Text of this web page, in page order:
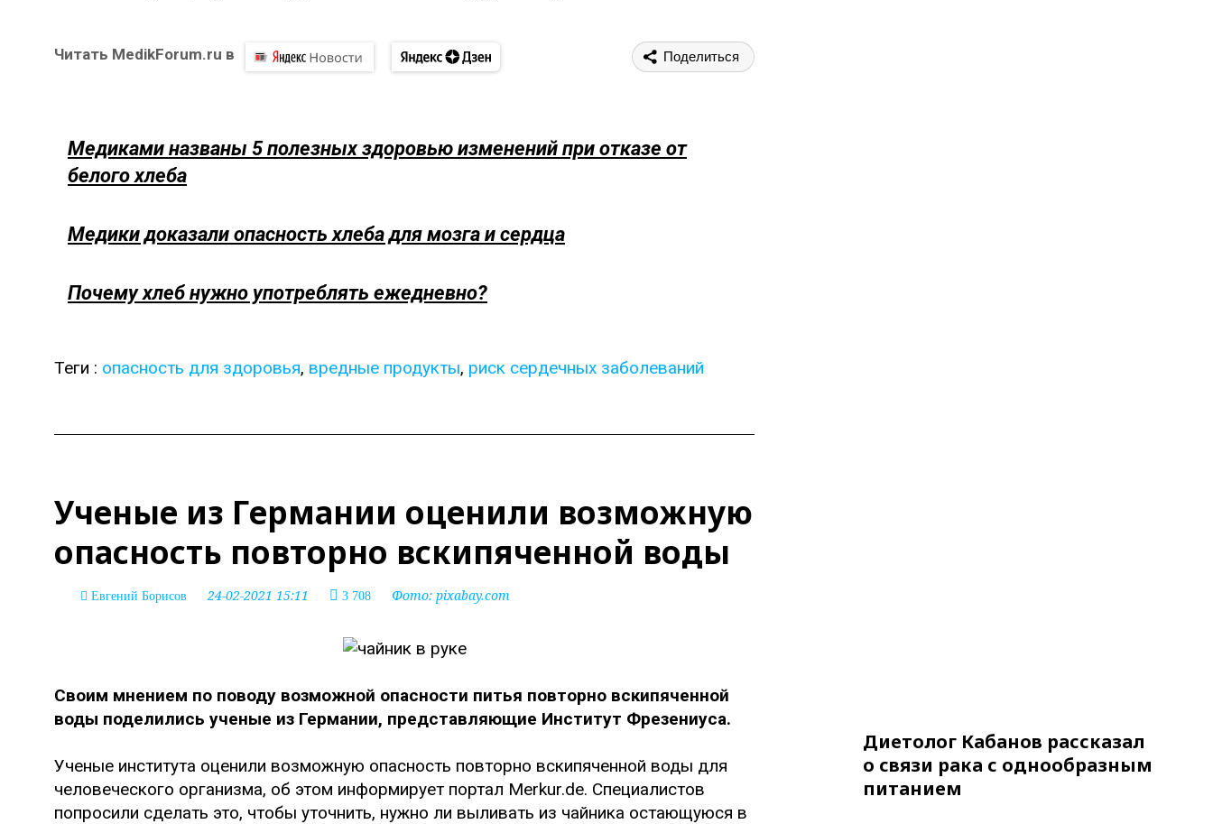
Читать MedikForum.ru в Поделиться
Медиками названы 5 полезных здоровью изменений при отказе от
белого хлеба
Медики доказали опасность хлеба для мозга и сердца
Почему хлеб нужно употреблять ежедневно?
Теги : опасность для здоровья, вредные продукты, риск сердечных заболеваний
Ученые из Германии оценили возможную
опасность повторно вскипяченной воды
Евгений Борисов 24-02-2021 15:11 3 708 Фото: pixabay.com
Своим мнением по поводу возможной опасности питья повторно вскипяченной
воды поделились ученые из Германии, представляющие Институт Фрезениуса.
Ученые института оценили возможную опасность повторно вскипяченной воды для
человеческого организма, об этом информирует портал Merkur.de. Специалистов
попросили сделать это, чтобы уточнить, нужно ли выливать из чайника остающуюся в
Диетолог Кабанов рассказал
о связи рака с однообразным
питанием